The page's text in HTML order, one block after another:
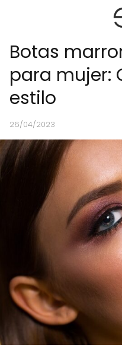
Botas
para mujer:
estilo
26/04/2023